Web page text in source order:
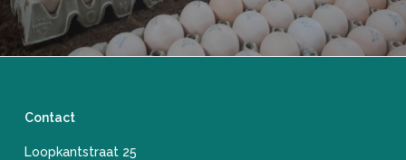
Contact
Loopkantstraat 25